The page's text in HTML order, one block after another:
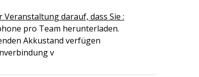
Veranstaltung darauf, dass Sie :
pro Team herunterladen.
Akkustand verfügen
v